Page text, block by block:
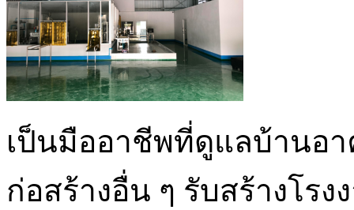
เป็นมืออาชีพที่ดูแลบ้านอ
ก่อสร้างอื่น ๆ รับสร้างโร